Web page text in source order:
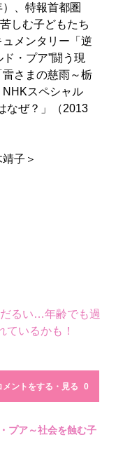
、特報首都圏
しむ子どもたち
メンタリー「逆
・プア”闘う現
さまの慈雨～栃
スペシャル
なぜ？」（2013
子＞
るい…年齢でも過
ているかも！
メントをする・見る
プア～社会を蝕む子